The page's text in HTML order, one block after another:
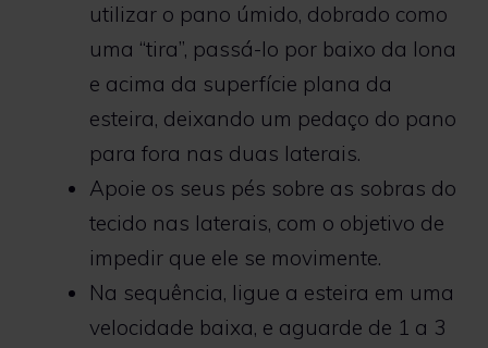
utilizar o pano úmido, dobrado como
uma “tira”, passá-lo por baixo da lona
e acima da superfície plana da
esteira, deixando um pedaço do pano
para fora nas duas laterais.
Apoie os seus pés sobre as sobras do
tecido nas laterais, com o objetivo de
impedir que ele se movimente.
Na sequência, ligue a esteira em uma
velocidade baixa, e aguarde de 1 a 3